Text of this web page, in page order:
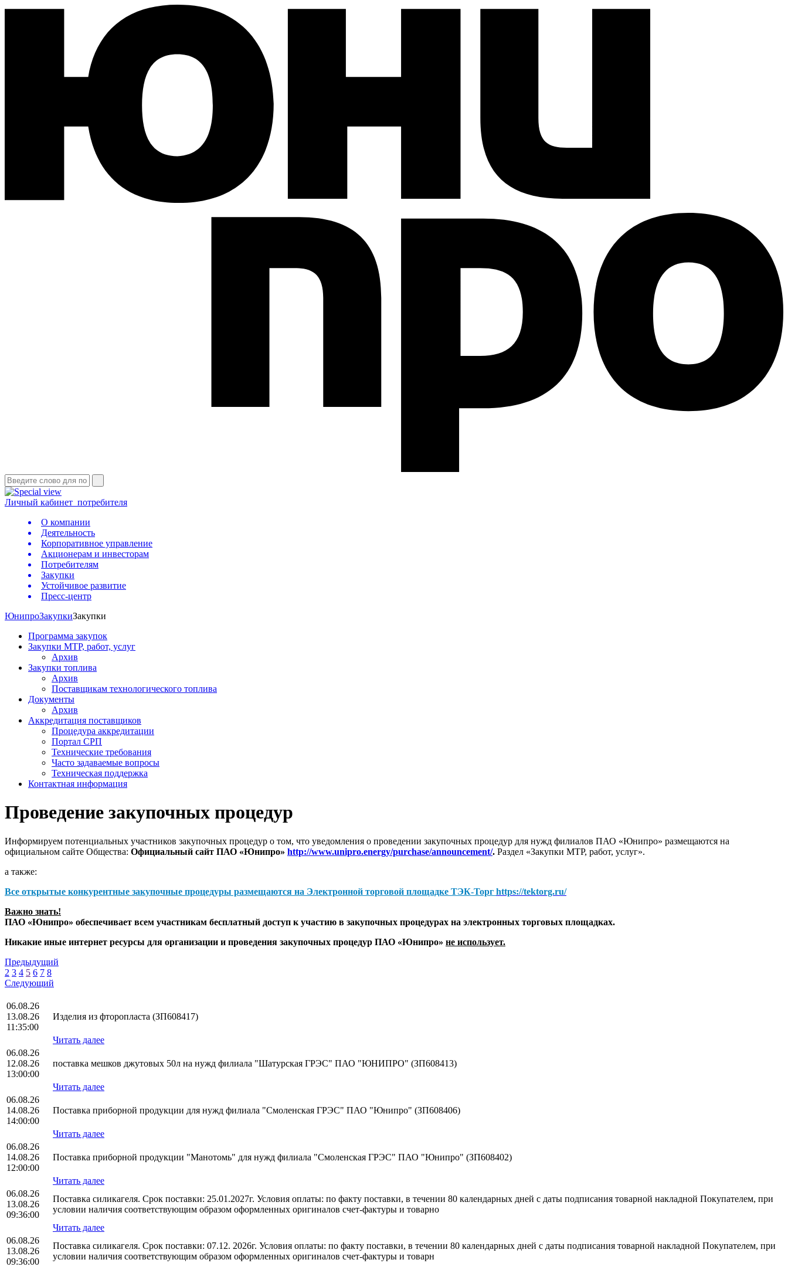
Личный кабинет потребителя
О компании
Деятельность
Корпоративное управление
Акционерам и инвесторам
Потребителям
Закупки
Устойчивое развитие
Пресс-центр
ЮнипроЗакупкиЗакупки
Программа закупок
Закупки МТР, работ, услуг
Архив
Закупки топлива
Архив
Поставщикам технологического топлива
Документы
Архив
Аккредитация поставщиков
Процедура аккредитации
Портал СРП
Технические требования
Часто задаваемые вопросы
Техническая поддержка
Контактная информация
Проведение закупочных процедур
Информируем потенциальных участников закупочных процедур о том, что уведомления о проведении закупочных процедур для нужд филиалов ПАО «Юнипро» размещаются на
официальном сайте Общества: Официальный сайт ПАО «Юнипро» http://www.unipro.energy/purchase/announcement/. Раздел «Закупки МТР, работ, услуг».
а также:
Все открытые конкурентные закупочные процедуры размещаются на Электронной торговой площадке ТЭК-Торг https://tektorg.ru/
Важно знать!
ПАО «Юнипро» обеспечивает всем участникам бесплатный доступ к участию в закупочных процедурах на электронных торговых площадках.
Никакие иные интернет ресурсы для организации и проведения закупочных процедур ПАО «Юнипро» не использует.
Предыдущий
2 3 4 5 6 7 8
Следующий
06.08.26
13.08.26
11:35:00
Изделия из фторопласта (ЗП608417)
Читать далее
06.08.26
12.08.26
13:00:00
поставка мешков джутовых 50л на нужд филиала "Шатурская ГРЭС" ПАО "ЮНИПРО" (ЗП608413)
Читать далее
06.08.26
14.08.26
14:00:00
Поставка приборной продукции для нужд филиала "Смоленская ГРЭС" ПАО "Юнипро" (ЗП608406)
Читать далее
06.08.26
14.08.26
12:00:00
Поставка приборной продукции "Манотомь" для нужд филиала "Смоленская ГРЭС" ПАО "Юнипро" (ЗП608402)
Читать далее
06.08.26
13.08.26
09:36:00
Поставка силикагеля. Срок поставки: 25.01.2027г. Условия оплаты: по факту поставки, в течении 80 календарных дней с даты подписания товарной накладной Покупателем, при
условии наличия соответствующим образом оформленных оригиналов счет-фактуры и товарно
Читать далее
06.08.26
13.08.26
09:36:00
Поставка силикагеля. Срок поставки: 07.12. 2026г. Условия оплаты: по факту поставки, в течении 80 календарных дней с даты подписания товарной накладной Покупателем, при
условии наличия соответствующим образом оформленных оригиналов счет-фактуры и товарн